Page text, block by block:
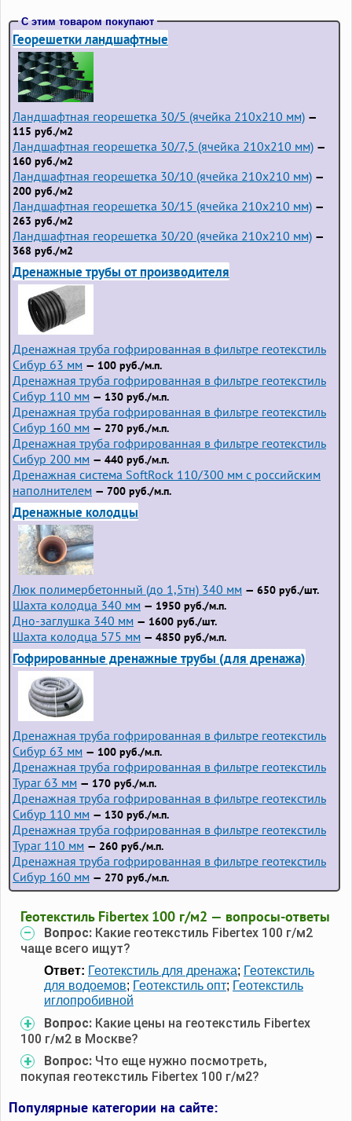
С этим товаром покупают
Георешетки ландшафтные
Ландшафтная георешетка 30/5 (ячейка 210x210 мм) —
115 руб./м2
Ландшафтная георешетка 30/7,5 (ячейка 210x210 мм) —
160 руб./м2
Ландшафтная георешетка 30/10 (ячейка 210x210 мм) —
200 руб./м2
Ландшафтная георешетка 30/15 (ячейка 210x210 мм) —
263 руб./м2
Ландшафтная георешетка 30/20 (ячейка 210x210 мм) —
368 руб./м2
Дренажные трубы от производителя
Дренажная труба гофрированная в фильтре геотекстиль
Сибур 63 мм — 100 руб./м.п.
Дренажная труба гофрированная в фильтре геотекстиль
Сибур 110 мм — 130 руб./м.п.
Дренажная труба гофрированная в фильтре геотекстиль
Сибур 160 мм — 270 руб./м.п.
Дренажная труба гофрированная в фильтре геотекстиль
Сибур 200 мм — 440 руб./м.п.
Дренажная система SoftRock 110/300 мм с российским
наполнителем — 700 руб./м.п.
Дренажные колодцы
Люк полимербетонный (до 1,5тн) 340 мм — 650 руб./шт.
Шахта колодца 340 мм — 1950 руб./м.п.
Дно-заглушка 340 мм — 1600 руб./шт.
Шахта колодца 575 мм — 4850 руб./м.п.
Гофрированные дренажные трубы (для дренажа)
Дренажная труба гофрированная в фильтре геотекстиль
Сибур 63 мм — 100 руб./м.п.
Дренажная труба гофрированная в фильтре геотекстиль
Typar 63 мм — 170 руб./м.п.
Дренажная труба гофрированная в фильтре геотекстиль
Сибур 110 мм — 130 руб./м.п.
Дренажная труба гофрированная в фильтре геотекстиль
Typar 110 мм — 260 руб./м.п.
Дренажная труба гофрированная в фильтре геотекстиль
Сибур 160 мм — 270 руб./м.п.
Геотекстиль Fibertex 100 г/м2 — вопросы-ответы
Вопрос: Какие геотекстиль Fibertex 100 г/м2
чаще всего ищут?
Ответ: Геотекстиль для дренажа; Геотекстиль
для водоемов; Геотекстиль опт; Геотекстиль
иглопробивной
Вопрос: Какие цены на геотекстиль Fibertex
100 г/м2 в Москве?
Вопрос: Что еще нужно посмотреть,
покупая геотекстиль Fibertex 100 г/м2?
Популярные категории на сайте: